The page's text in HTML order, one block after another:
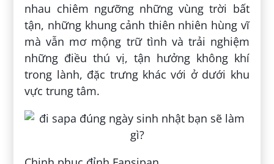
nhau chiêm ngưỡng những vùng trời bất
tận, những khung cảnh thiên nhiên hùng vĩ
mà vẫn mơ mộng trữ tình và trải nghiệm
những điều thú vị, tận hưởng không khí
trong lành, đặc trưng khác với ở dưới khu
vực trung tâm.